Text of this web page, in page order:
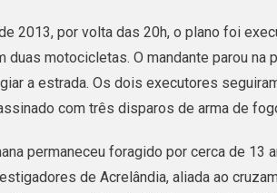
2013, por volta das 20h, o plano foi
motocicletas. O mandante parou na
a estrada. Os dois executores
com três disparos de arma de
permaneceu foragido por cerca de 13
de Acrelândia, aliada ao